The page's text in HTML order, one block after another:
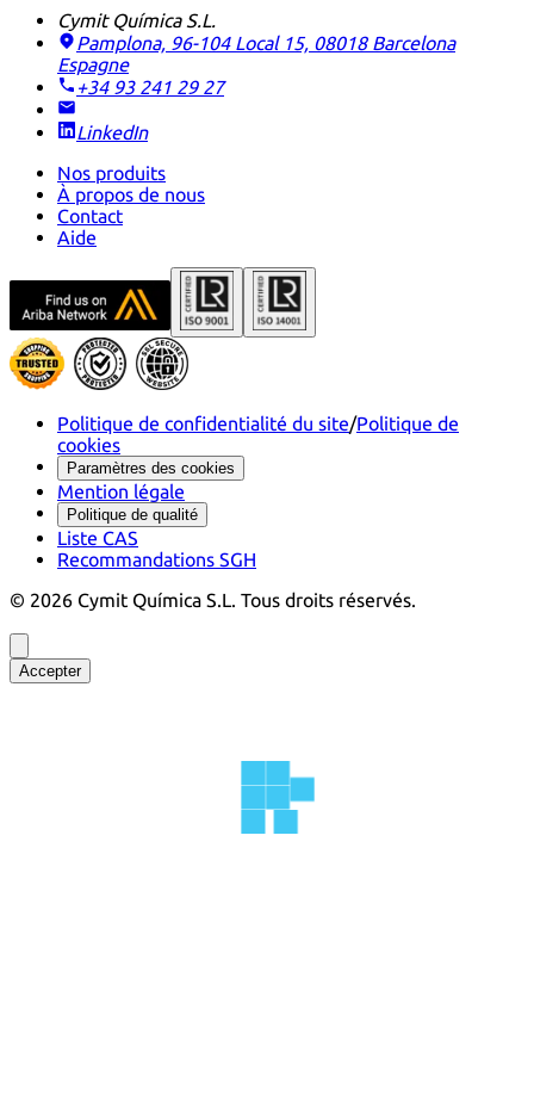
Cymit Química S.L.
Pamplona, 96-104 Local 15, 08018 Barcelona
Espagne
+34 93 241 29 27
LinkedIn
Nos produits
À propos de nous
Contact
Aide
Politique de confidentialité du site/Politique de
cookies
Paramètres des cookies
Mention légale
Politique de qualité
Liste CAS
Recommandations SGH
© 2026 Cymit Química S.L. Tous droits réservés.
Accepter